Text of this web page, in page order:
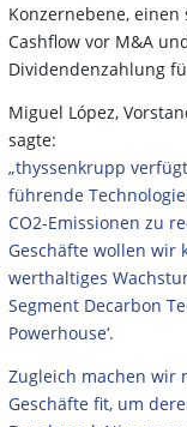
Konzernebene,
Cashflow vor M&A
Dividendenzahlung
Miguel López,
sagte:
„thyssenkrupp
führende
CO2-Emissionen zu
Geschäfte wollen wir
werthaltiges
Segment Decarbon
Powerhouse‘.
Zugleich machen wir
Geschäfte fit, um